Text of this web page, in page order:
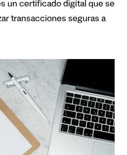
un certificado digital que se
transacciones seguras a